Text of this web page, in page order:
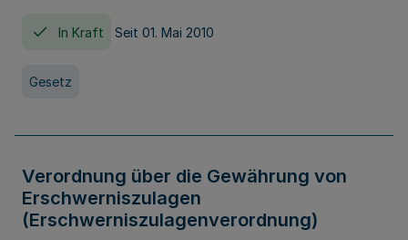
In Kraft Seit 01. Mai 2010
Gesetz
Verordnung über die Gewährung von
Erschwerniszulagen
(Erschwerniszulagenverordnung)